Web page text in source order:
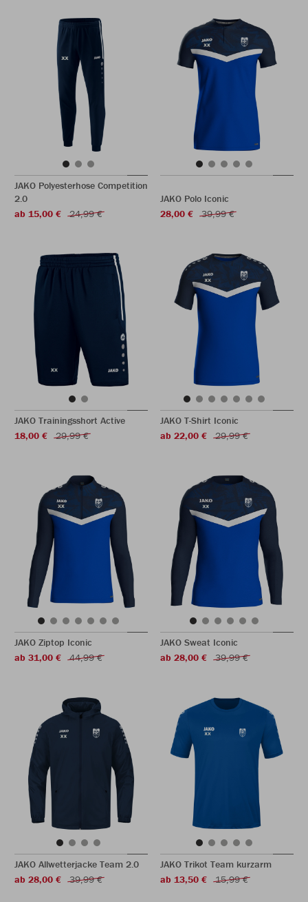
JAKO Polyesterhose Competition
2.0
ab 15,00 €
24,99 €
JAKO Polo Iconic
28,00 €
39,99 €
JAKO Trainingsshort Active
18,00 €
29,99 €
JAKO T-Shirt Iconic
ab 22,00 €
29,99 €
JAKO Ziptop Iconic
ab 31,00 €
44,99 €
JAKO Sweat Iconic
ab 28,00 €
39,99 €
JAKO Allwetterjacke Team 2.0
ab 28,00 €
39,99 €
JAKO Trikot Team kurzarm
ab 13,50 €
15,99 €